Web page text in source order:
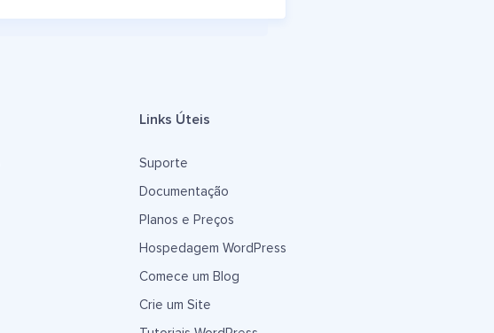
Links Úteis
Suporte
Documentação
Planos e Preços
Hospedagem WordPress
Comece um Blog
Crie um Site